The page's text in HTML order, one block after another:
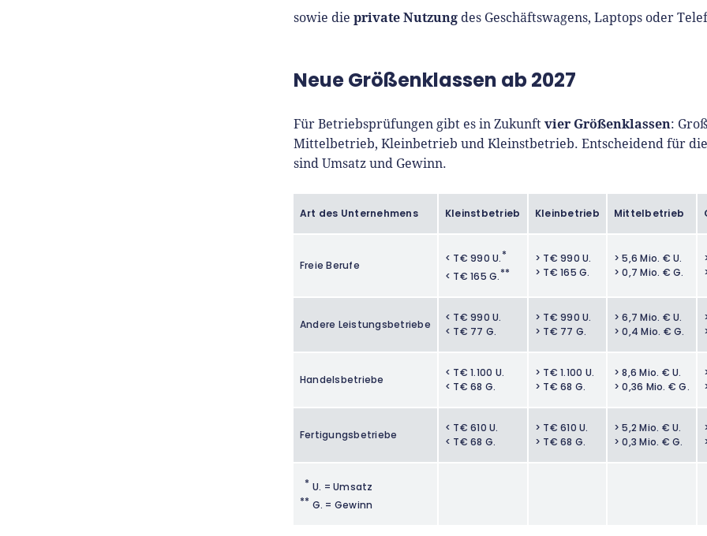
sowie die private Nutzungdes Geschäftswagens, Laptops oder
Neue Größenklassen ab 2027
Für Betriebsprüfungen gibt es in Zukunft vier Größenklassen:
Mittelbetrieb, Kleinbetrieb und Kleinstbetrieb. Entscheidend für
sind Umsatz und Gewinn.
Art des Unternehmens Kleinstbetrieb Kleinbetrieb Mittelbetrieb
Freie Berufe
< T€ 990 U.*
< T€ 165 G.**
> T€ 990 U.
> T€ 165 G.
> 5,6 Mio. € U.
> 0,7 Mio. € G.
Andere Leistungsbetriebe
< T€ 990 U.
< T€ 77 G.
> T€ 990 U.
> T€ 77 G.
> 6,7 Mio. € U.
> 0,4 Mio. € G.
Handelsbetriebe
< T€ 1.100 U.
< T€ 68 G.
> T€ 1.100 U.
> T€ 68 G.
> 8,6 Mio. € U.
> 0,36 Mio. € G.
Fertigungsbetriebe
< T€ 610 U.
< T€ 68 G.
> T€ 610 U.
> T€ 68 G.
> 5,2 Mio. € U.
> 0,3 Mio. € G.
* U. = Umsatz
** G. = Gewinn